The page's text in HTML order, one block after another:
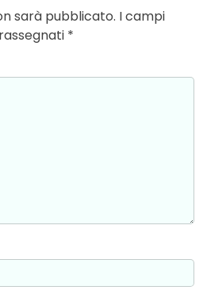
sarà pubblicato. I campi
*